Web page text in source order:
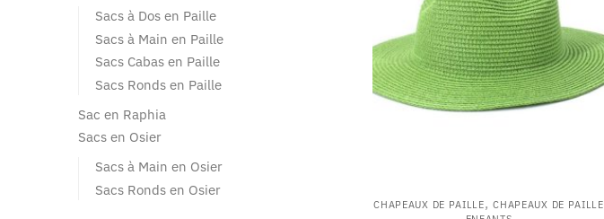
CHAPEAUX DE PAILLE,CHAPEAUX DE PAILLE
Sacs à Dos en Paille
Sacs à Main en Paille
Sacs Cabas en Paille
Sacs Ronds en Paille
Sac en Raphia
Sacs en Osier
Sacs à Main en Osier
Sacs Ronds en Osier